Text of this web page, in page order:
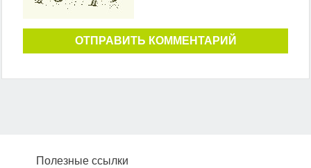
ОТПРАВИТЬ КОММЕНТАРИЙ
Полезные ссылки